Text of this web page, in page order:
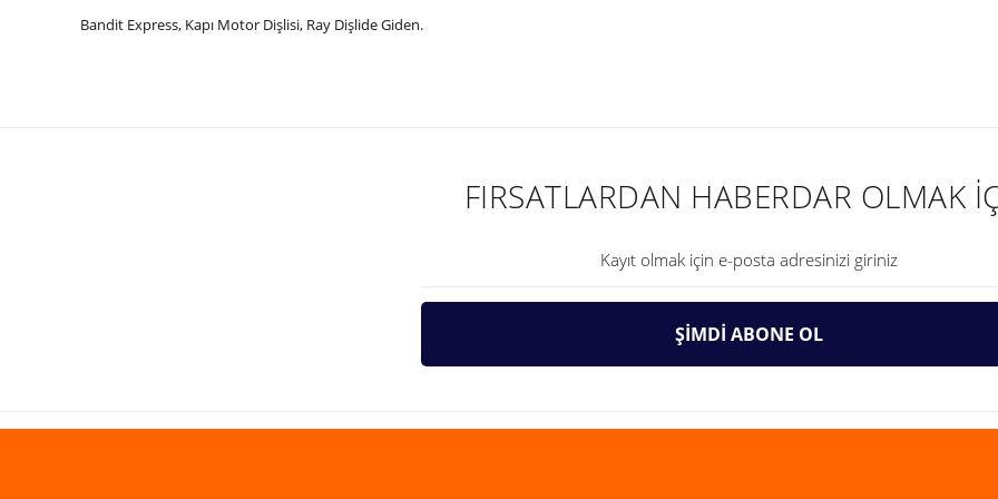
Bandit Express, Kapı Motor Dişlisi, Ray Dişlide Giden.
Gönder
FIRSATLARDAN HABERDAR OLMAK
ŞİMDİ ABONE OL